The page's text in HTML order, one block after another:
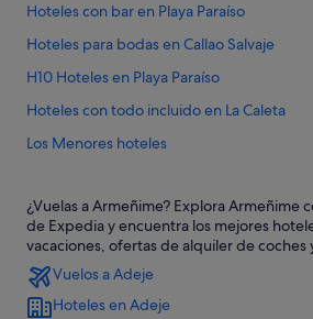
Hoteles con bar en Playa Paraíso
Hoteles para bodas en Callao Salvaje
H10 Hoteles en Playa Paraíso
Hoteles con todo incluido en La Caleta
Los Menores hoteles
Bahia Principe hoteles en Callao Salvaje
Hoteles con todo incluido en Tenerife
Hoteles con restaurante en Callao Salvaje
Princess Hotels en La Caleta
¿Vuelas a Armeñime? Explora Armeñime
de Expedia y encuentra los mejores
vacaciones, ofertas de alquiler de coches
Vuelos a Adeje
Hoteles en Adeje